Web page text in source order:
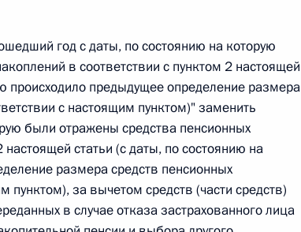
г. № 247-ФЗ
Российской Федерации об административных
г. № 245-ФЗ
Российской Федерации и Правительством
деятельности с драгоценными металлами,
год с даты, по состоянию на которую
в соответствии с пунктом 2 настоящей
происходило предыдущее определение размера
с настоящим пунктом)" заменить
были отражены средства пенсионных
статьи (с даты, по состоянию на
размера средств пенсионных
пунктом), за вычетом средств (части средств)
в случае отказа застрахованного лица